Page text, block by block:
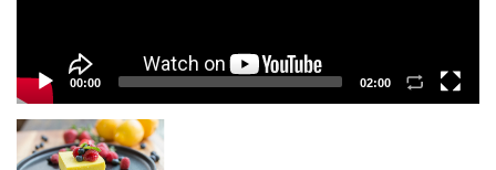
00:00 02:00